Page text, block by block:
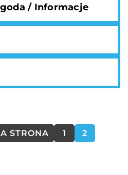
/ Informacje
STRONA 1 2